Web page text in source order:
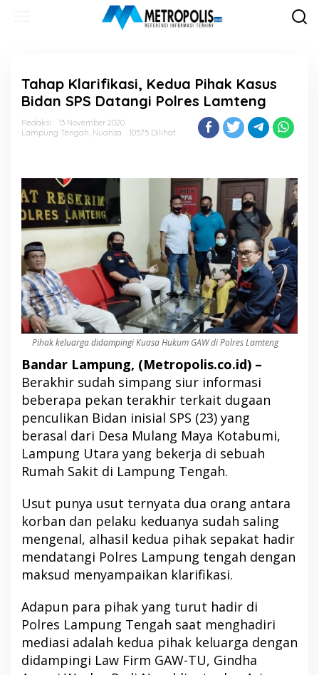
Tahap Klarifikasi, Kedua Pihak Kasus
Bidan SPS Datangi Polres Lamteng
Redaksi
13 November 2020
Lampung Tengah, Nuansa 10575 Dilihat
Pihak keluarga didampingi Kuasa Hukum GAW di Polres Lamteng
Bandar Lampung, (Metropolis.co.id) –
Berakhir sudah simpang siur informasi
beberapa pekan terakhir terkait dugaan
penculikan Bidan inisial SPS (23) yang
berasal dari Desa Mulang Maya Kotabumi,
Lampung Utara yang bekerja di sebuah
Rumah Sakit di Lampung Tengah.
Usut punya usut ternyata dua orang antara
korban dan pelaku keduanya sudah saling
mengenal, alhasil kedua pihak sepakat hadir
mendatangi Polres Lampung tengah dengan
maksud menyampaikan klarifikasi.
Adapun para pihak yang turut hadir di
Polres Lampung Tengah saat menghadiri
mediasi adalah kedua pihak keluarga dengan
didampingi Law Firm GAW-TU, Gindha